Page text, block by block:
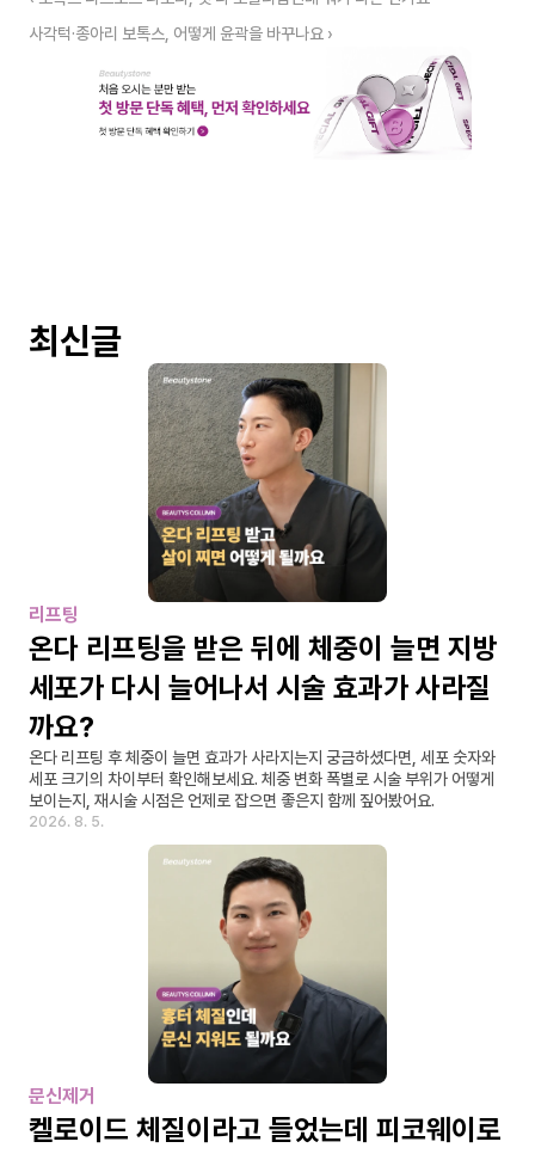
사각턱·종아리 보톡스, 어떻게 윤곽을 바꾸나요 ›
최신글
리프팅
온다 리프팅을 받은 뒤에 체중이 늘면 지방
세포가 다시 늘어나서 시술 효과가 사라질
까요?
온다 리프팅 후 체중이 늘면 효과가 사라지는지 궁금하셨다면, 세포 숫자와
세포 크기의 차이부터 확인해보세요. 체중 변화 폭별로 시술 부위가 어떻게
보이는지, 재시술 시점은 언제로 잡으면 좋은지 함께 짚어봤어요.
2026. 8. 5.
문신제거
켈로이드 체질이라고 들었는데 피코웨이로